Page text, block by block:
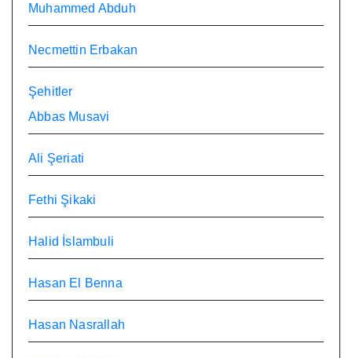
Muhammed Abduh
Necmettin Erbakan
Şehitler
Abbas Musavi
Ali Şeriati
Fethi Şikaki
Halid İslambuli
Hasan El Benna
Hasan Nasrallah